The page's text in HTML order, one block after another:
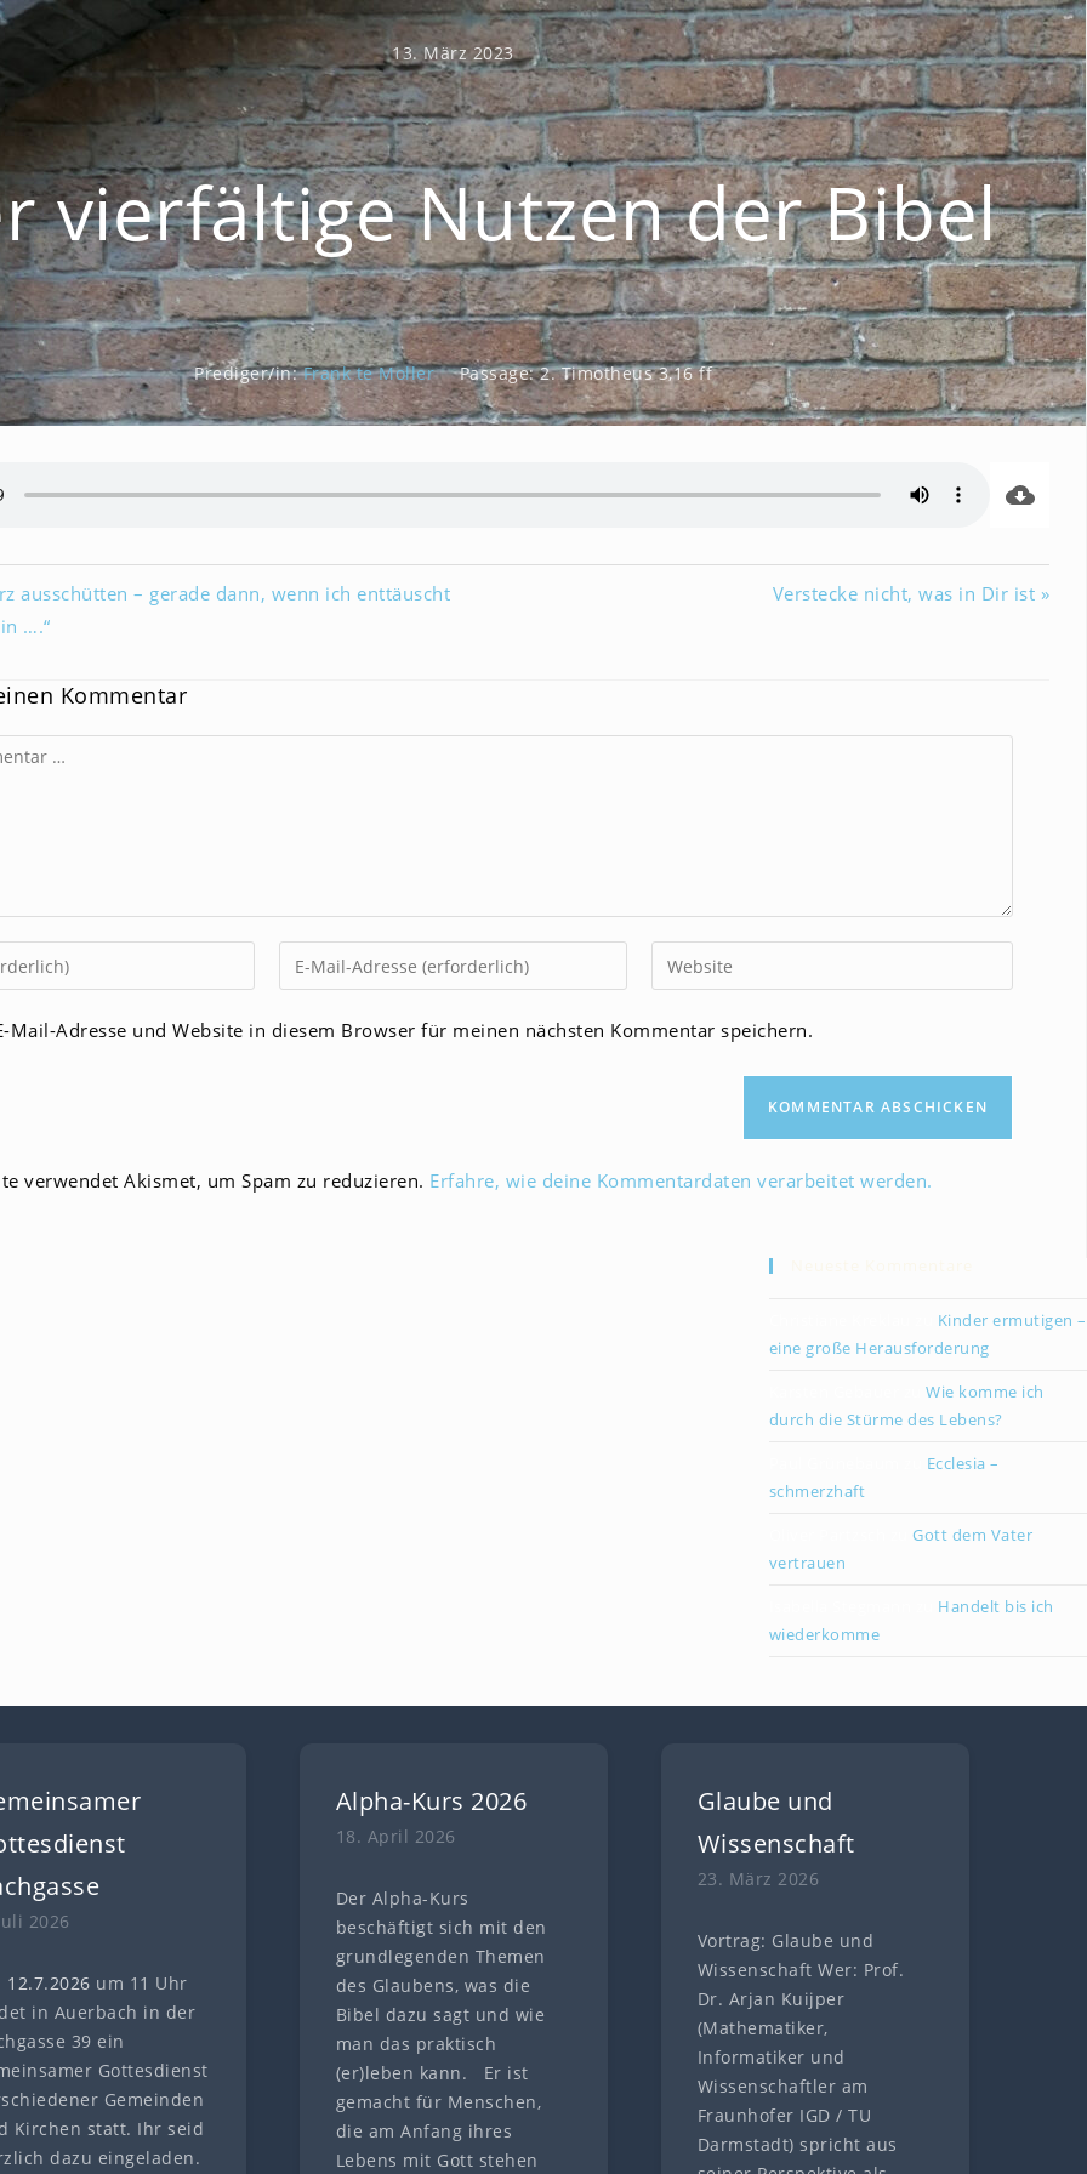
13. März 2023
vierfältige Nutzen der Bibel
Prediger/in: Frank te Moller Passage: 2. Timotheus 3,16 ff
ausschütten – gerade dann, wenn ich enttäuscht
….“
Verstecke nicht, was in Dir ist »
Kommentar
Gib
deine
Gib
deine
Mail-Adresse und Website in diesem Browser für meinen nächsten Kommentar speichern.
verwendet Akismet, um Spam zu reduzieren. Erfahre, wie deine Kommentardaten verarbeitet werden.
Kinder ermutigen –
eine große Herausforderung
zuWie komme ich
durch die Stürme des Lebens?
Ecclesia –
schmerzhaft
zuGott dem Vater
vertrauen
Handelt bis ich
wiederkomme
2026
12.7.2026 um 11 Uhr
in Auerbach in der
39 ein
Gottesdienst
Gemeinden
Kirchen statt. Ihr seid
dazu eingeladen.
Alpha-Kurs 2026
18. April 2026
Der Alpha-Kurs
beschäftigt sich mit den
grundlegenden Themen
des Glaubens, was die
Bibel dazu sagt und wie
man das praktisch
(er)leben kann. Er ist
gemacht für Menschen,
die am Anfang ihres
Lebens mit Gott stehen
Glaube und
Wissenschaft
23. März 2026
Vortrag: Glaube und
Wissenschaft Wer: Prof.
Dr. Arjan Kuijper
(Mathematiker,
Informatiker und
Wissenschaftler am
Fraunhofer IGD / TU
Darmstadt) spricht aus